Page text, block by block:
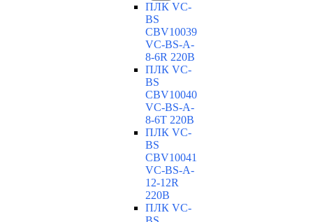
ПЛК VC-
BS
CBV10039
VC-BS-A-
8-6R 220В
ПЛК VC-
BS
CBV10040
VC-ВS-A-
8-6T 220В
ПЛК VC-
BS
CBV10041
VC-ВS-A-
12-12R
220В
ПЛК VC-